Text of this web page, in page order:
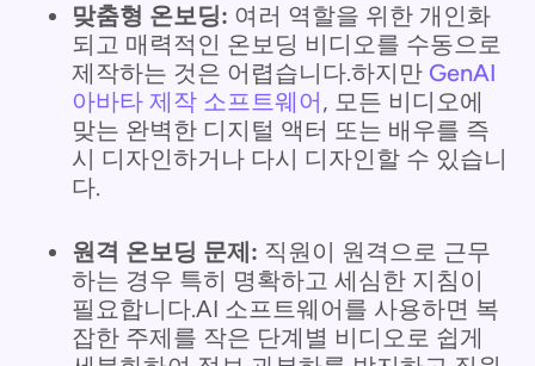
맞춤형 온보딩: 여러 역할을 위한 개인화
되고 매력적인 온보딩 비디오를 수동으로
제작하는 것은 어렵습니다.하지만 GenAI
아바타 제작 소프트웨어, 모든 비디오에
맞는 완벽한 디지털 액터 또는 배우를 즉
시 디자인하거나 다시 디자인할 수 있습니
다.
원격 온보딩 문제: 직원이 원격으로 근무
하는 경우 특히 명확하고 세심한 지침이
필요합니다.AI 소프트웨어를 사용하면 복
잡한 주제를 작은 단계별 비디오로 쉽게